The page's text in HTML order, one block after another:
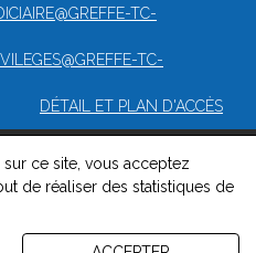
TC-
TC-
DÉTAIL ET PLAN D'ACCÈS
Commerce de Gap -Mentions
des cookies -Politique de
et de cookies
: 1.8.1
ce site, vous acceptez
de réaliser des statistiques de